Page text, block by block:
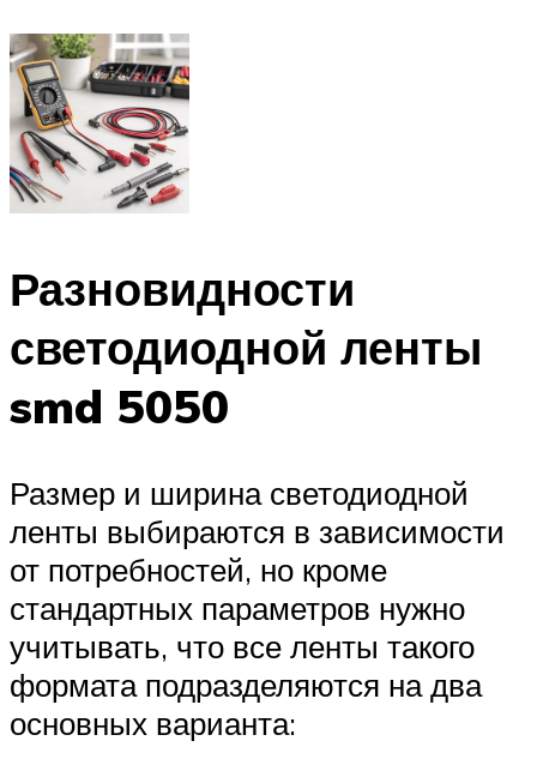
Разновидности
светодиодной ленты
smd 5050
Размер и ширина светодиодной
ленты выбираются в зависимости
от потребностей, но кроме
стандартных параметров нужно
учитывать, что все ленты такого
формата подразделяются на два
основных варианта: